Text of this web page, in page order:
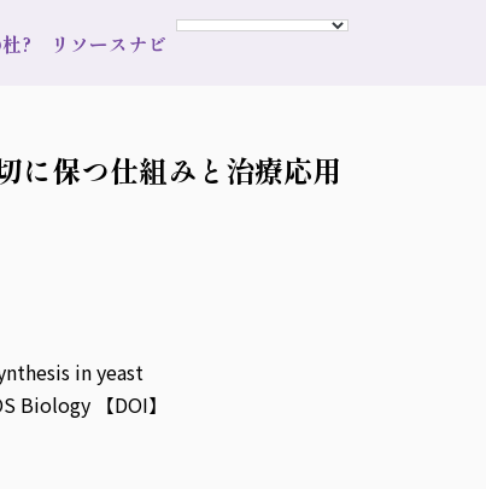
? リソースナビ
に保つ仕組みと治療応用
in yeast
Biology 【DOI】